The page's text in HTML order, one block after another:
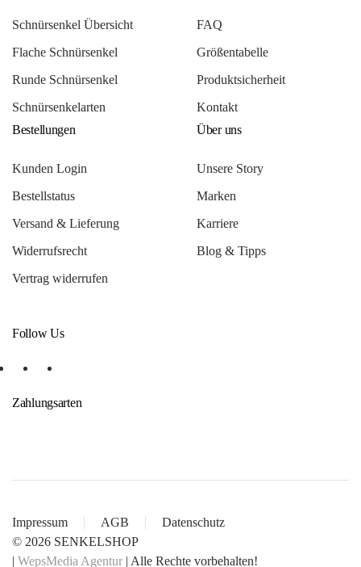
Schnürsenkel Übersicht
Flache Schnürsenkel
Runde Schnürsenkel
Schnürsenkelarten
FAQ
Größentabelle
Produktsicherheit
Kontakt
Bestellungen
Kunden Login
Bestellstatus
Versand & Lieferung
Widerrufsrecht
Vertrag widerrufen
Über uns
Unsere Story
Marken
Karriere
Blog & Tipps
Follow Us
Zahlungsarten
Impressum AGB
Datenschutz
© 2026 SENKELSHOP
| WepsMedia Agentur | Alle Rechte vorbehalten!